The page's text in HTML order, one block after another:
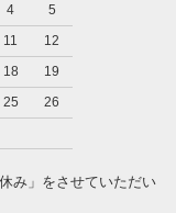
4
5
11
12
18
19
25
26
み」をさせていただい